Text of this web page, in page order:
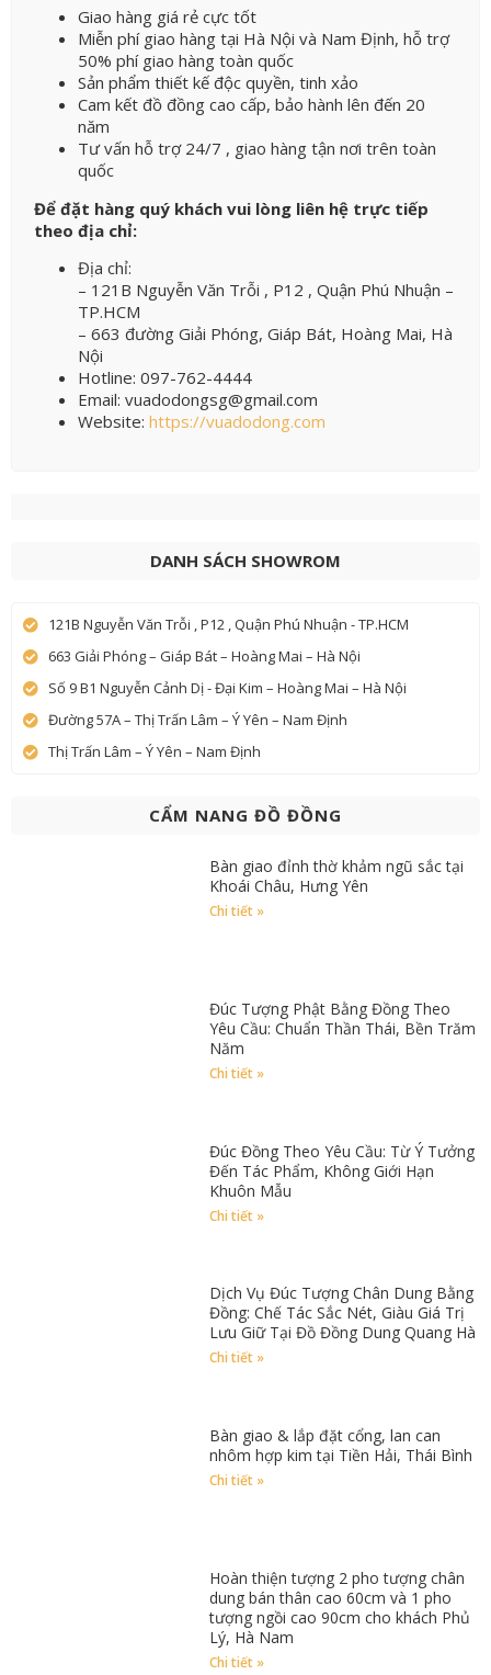
Giao hàng giá rẻ cực tốt
Miễn phí giao hàng tại Hà Nội và Nam Định, hỗ trợ
50% phí giao hàng toàn quốc
Sản phẩm thiết kế độc quyền, tinh xảo
Cam kết đồ đồng cao cấp, bảo hành lên đến 20
năm
Tư vấn hỗ trợ 24/7 , giao hàng tận nơi trên toàn
quốc
Để đặt hàng quý khách vui lòng liên hệ trực tiếp
theo địa chỉ:
Địa chỉ:
– 121B Nguyễn Văn Trỗi , P12 , Quận Phú Nhuận –
TP.HCM
– 663 đường Giải Phóng, Giáp Bát, Hoàng Mai, Hà
Nội
Hotline: 097-762-4444
Email: vuadodongsg@gmail.com
Website: https://vuadodong.com
DANH SÁCH SHOWROM
121B Nguyễn Văn Trỗi , P12 , Quận Phú Nhuận - TP.HCM
663 Giải Phóng – Giáp Bát – Hoàng Mai – Hà Nội
Số 9 B1 Nguyễn Cảnh Dị - Đại Kim – Hoàng Mai – Hà Nội
Đường 57A – Thị Trấn Lâm – Ý Yên – Nam Định
Thị Trấn Lâm – Ý Yên – Nam Định
CẨM NANG ĐỒ ĐỒNG
Bàn giao đỉnh thờ khảm ngũ sắc tại
Khoái Châu, Hưng Yên
Chi tiết »
Đúc Tượng Phật Bằng Đồng Theo
Yêu Cầu: Chuẩn Thần Thái, Bền Trăm
Năm
Chi tiết »
Đúc Đồng Theo Yêu Cầu: Từ Ý Tưởng
Đến Tác Phẩm, Không Giới Hạn
Khuôn Mẫu
Chi tiết »
Dịch Vụ Đúc Tượng Chân Dung Bằng
Đồng: Chế Tác Sắc Nét, Giàu Giá Trị
Lưu Giữ Tại Đồ Đồng Dung Quang Hà
Chi tiết »
Bàn giao & lắp đặt cổng, lan can
nhôm hợp kim tại Tiền Hải, Thái Bình
Chi tiết »
Hoàn thiện tượng 2 pho tượng chân
dung bán thân cao 60cm và 1 pho
tượng ngồi cao 90cm cho khách Phủ
Lý, Hà Nam
Chi tiết »